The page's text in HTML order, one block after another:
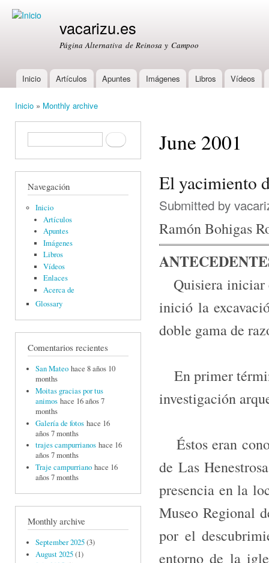
vacarizu.es
Página Alternativa de Reinosa y Campoo
Main menu
Inicio Artículos Apuntes Imágenes Libros Vídeos
Inicio » Monthly archive
Formulario de búsquedaBuscar
Navegación
Inicio
Artículos
Apuntes
Imágenes
Libros
Vídeos
Enlaces
Acerca de
Glossary
Comentarios recientes
San Mateo hace 8 años 10
months
Moitas gracias por tus
animos hace 16 años 7
months
Galería de fotos hace 16
años 7 months
trajes campurrianos hace 16
años 7 months
Traje campurriano hace 16
años 7 months
Monthly archive
September 2025(3)
August 2025(1)
June 2001
El yacimiento
Submitted by
Ramón Bohigas
Quisiera iniciar
inició la
doble gama de
En primer
investigación
Éstos eran
de Las
presencia en la
Museo Regional
por el
entorno de la